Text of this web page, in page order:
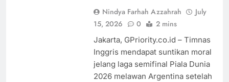
Otsus
Dana Otsus
Tahap II Papua
Barat
Didorong
Segera Cair
Nindya Farhah Azzahrah
July
15, 2026
0 2 mins
Jakarta, GPriority.co.id – Timnas
Inggris mendapat suntikan moral
jelang laga semifinal Piala Dunia
2026 melawan Argentina setelah